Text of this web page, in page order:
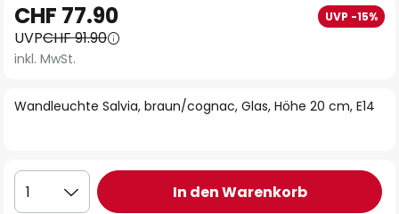
Anfang
der
Bildgalerie
Wandleuchte Salvia, braun/cognac, Glas, Höhe 20 cm, E14
CHF 77.90 UVP -15%
UVPCHF 91.90
inkl. MwSt.
1 In den Warenkorb